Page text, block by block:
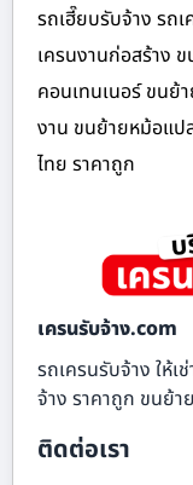
รถเฮี๊ยบรับจ้าง รถ
เครนงานก่อสร้าง
คอนเทนเนอร์ ขนย้
งาน ขนย้ายหม้อแป
ไทย ราคาถูก
เครนรับจ้าง.com
รถเครนรับจ้าง ให้
จ้าง ราคาถูก ขนย้
ติดต่อเรา